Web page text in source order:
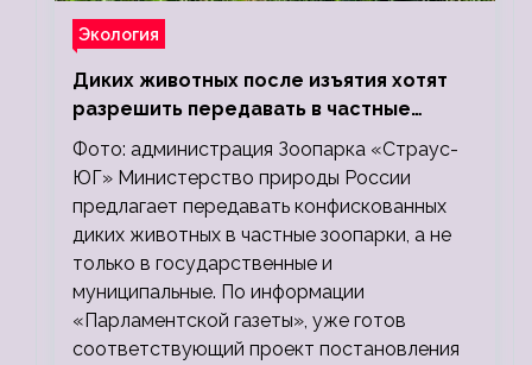
Экология
Диких животных после изъятия хотят
разрешить передавать в частные
зоопарки
Фото: администрация Зоопарка «Страус-
ЮГ» Министерство природы России
предлагает передавать конфискованных
диких животных в частные зоопарки, а не
только в государственные и
муниципальные. По информации
«Парламентской газеты», уже готов
соответствующий проект постановления